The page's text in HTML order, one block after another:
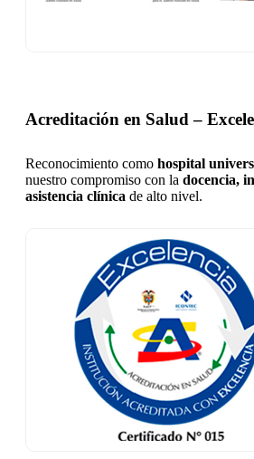
Acreditación en Salud –
Reconocimiento como hospital
nuestro compromiso con la docencia,
asistencia clínica de alto nivel.